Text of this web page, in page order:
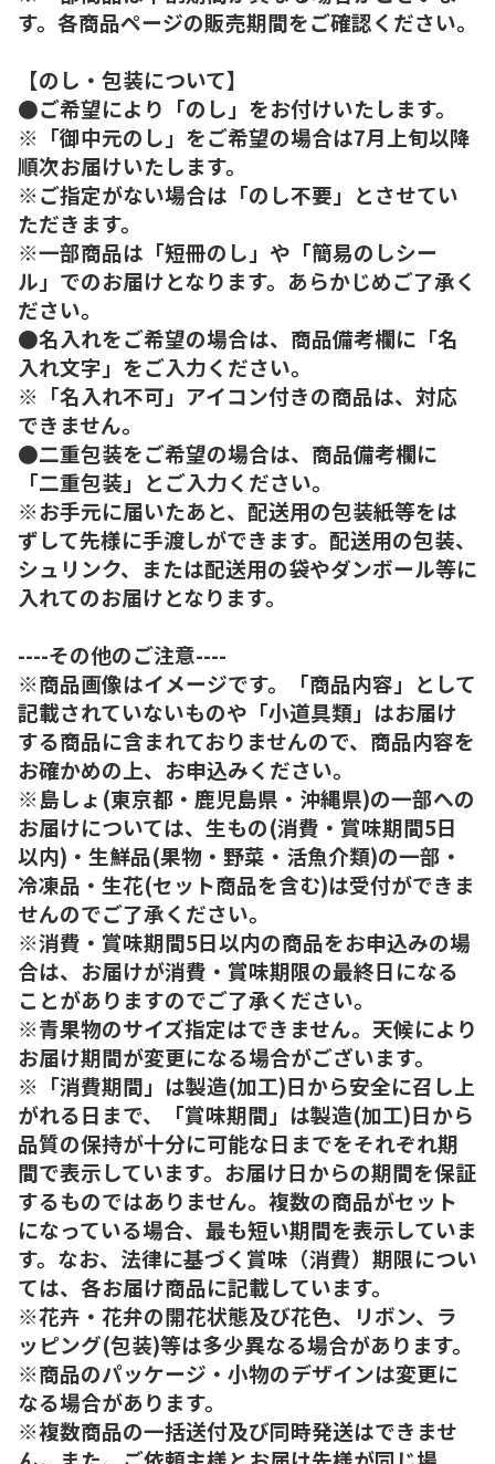
す。各商品ページの販売期間をご確認ください。
【のし・包装について】
●ご希望により「のし」をお付けいたします。
※「御中元のし」をご希望の場合は7月上旬以降
順次お届けいたします。
※ご指定がない場合は「のし不要」とさせてい
ただきます。
※一部商品は「短冊のし」や「簡易のしシー
ル」でのお届けとなります。あらかじめご了承く
ださい。
●名入れをご希望の場合は、商品備考欄に「名
入れ文字」をご入力ください。
※「名入れ不可」アイコン付きの商品は、対応
できません。
●二重包装をご希望の場合は、商品備考欄に
「二重包装」とご入力ください。
※お手元に届いたあと、配送用の包装紙等をは
ずして先様に手渡しができます。配送用の包装、
シュリンク、または配送用の袋やダンボール等に
入れてのお届けとなります。
----その他のご注意----
※商品画像はイメージです。「商品内容」として
記載されていないものや「小道具類」はお届け
する商品に含まれておりませんので、商品内容を
お確かめの上、お申込みください。
※島しょ(東京都・鹿児島県・沖縄県)の一部への
お届けについては、生もの(消費・賞味期間5日
以内)・生鮮品(果物・野菜・活魚介類)の一部・
冷凍品・生花(セット商品を含む)は受付ができま
せんのでご了承ください。
※消費・賞味期間5日以内の商品をお申込みの場
合は、お届けが消費・賞味期限の最終日になる
ことがありますのでご了承ください。
※青果物のサイズ指定はできません。天候により
お届け期間が変更になる場合がございます。
※「消費期間」は製造(加工)日から安全に召し上
がれる日まで、「賞味期間」は製造(加工)日から
品質の保持が十分に可能な日までをそれぞれ期
間で表示しています。お届け日からの期間を保証
するものではありません。複数の商品がセット
になっている場合、最も短い期間を表示していま
す。なお、法律に基づく賞味（消費）期限につい
ては、各お届け商品に記載しています。
※花卉・花弁の開花状態及び花色、リボン、ラ
ッピング(包装)等は多少異なる場合があります。
※商品のパッケージ・小物のデザインは変更に
なる場合があります。
※複数商品の一括送付及び同時発送はできませ